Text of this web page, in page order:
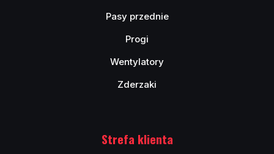
Pasy przednie
Progi
Wentylatory
Zderzaki
Strefa klienta